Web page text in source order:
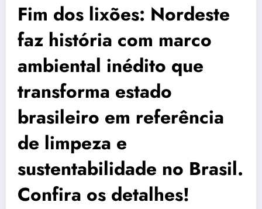
Fim dos lixões: Nordeste
faz história com marco
ambiental inédito que
transforma estado
brasileiro em referência
de limpeza e
sustentabilidade no Brasil.
Confira os detalhes!